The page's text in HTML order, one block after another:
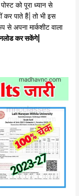
को पूरा ध्यान से
कर पाते हैं| तो भी इस
अपना मार्कशीट वाला
कर सकेंगे|